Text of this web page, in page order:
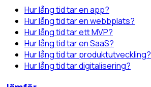
Hur lång tid tar en app?
Hur lång tid tar en webbplats?
Hur lång tid tar ett MVP?
Hur lång tid tar en SaaS?
Hur lång tid tar produktutveckling?
Hur lång tid tar digitalisering?